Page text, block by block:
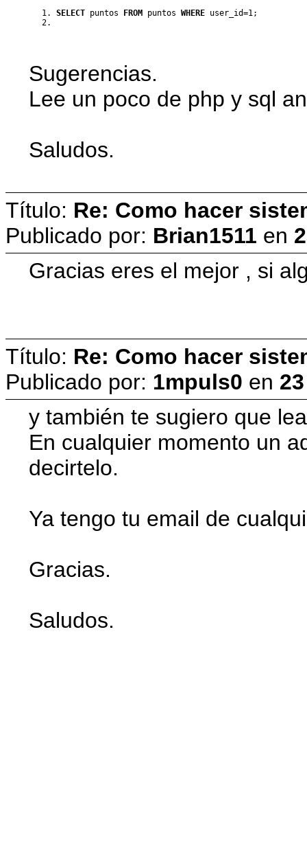
SELECT puntos FROM puntos WHERE user_id=1;
Sugerencias.
Lee un poco de php y sql
Saludos.
Título: Re: Como hacer
Publicado por: Brian1511 en
Gracias eres el mejor , si
Título: Re: Como hacer
Publicado por: 1mpuls0 en
y también te sugiero que
En cualquier momento un
decirtelo.
Ya tengo tu email de
Gracias.
Saludos.